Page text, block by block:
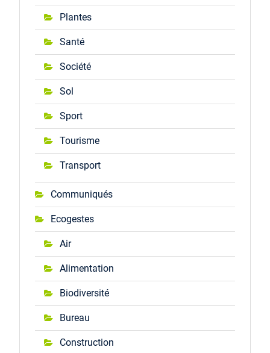
Plantes
Santé
Société
Sol
Sport
Tourisme
Transport
Communiqués
Ecogestes
Air
Alimentation
Biodiversité
Bureau
Construction